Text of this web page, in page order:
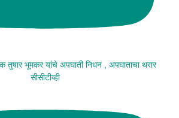
तुषार भूमकर यांचे अपघाती निधन , अपघाताचा थरार
सीसीटीव्ही